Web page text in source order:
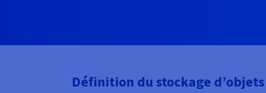
Définition du stockage d’objets